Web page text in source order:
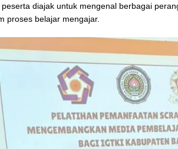
diajak untuk mengenal berbagai
proses belajar mengajar.